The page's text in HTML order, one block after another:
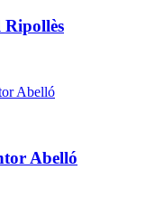
Abelló